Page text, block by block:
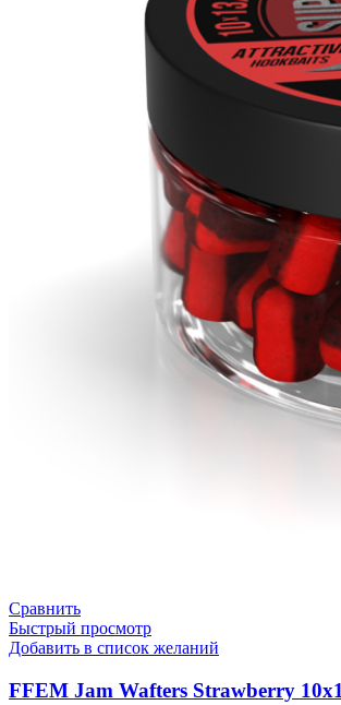
Сравнить
Быстрый просмотр
Добавить в список желаний
FFEM Jam Wafters Strawberry